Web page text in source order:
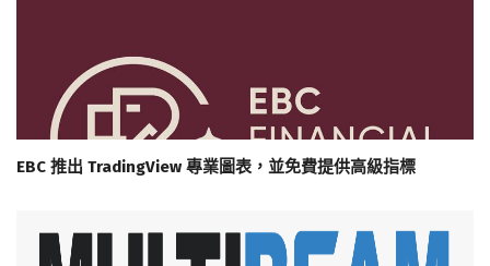
EBC 推出 TradingView 專業圖表，並免費提供高級指標